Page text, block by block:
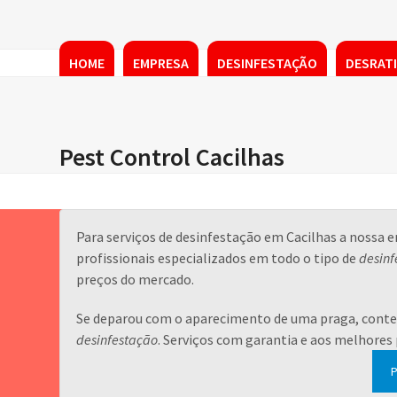
HOME EMPRESA DESINFESTAÇÃO
Pest Control Cacilhas
Para serviços de desinfestação em Cacilhas a nossa
profissionais especializados em todo o tipo de
preços do mercado.
Se deparou com o aparecimento de uma praga,
desinfestação. Serviços com garantia e aos melhores